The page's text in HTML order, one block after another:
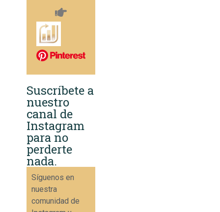
Suscríbete a
nuestro
canal de
Instagram
para no
perderte
nada.
Síguenos en
nuestra
comunidad de